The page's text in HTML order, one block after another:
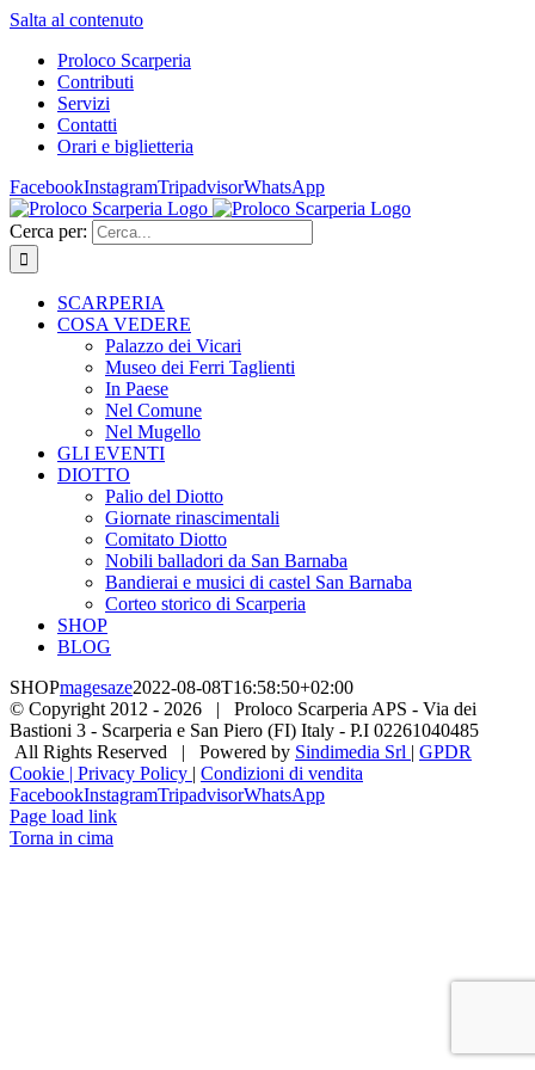
Salta al contenuto
Proloco Scarperia
Contributi
Servizi
Contatti
Orari e biglietteria
FacebookInstagramTripadvisorWhatsApp
Cerca per:
SCARPERIA
COSA VEDERE
Palazzo dei Vicari
Museo dei Ferri Taglienti
In Paese
Nel Comune
Nel Mugello
GLI EVENTI
DIOTTO
Palio del Diotto
Giornate rinascimentali
Comitato Diotto
Nobili balladori da San Barnaba
Bandierai e musici di castel San Barnaba
Corteo storico di Scarperia
SHOP
BLOG
SHOPmagesaze2022-08-08T16:58:50+02:00
© Copyright 2012 - 2026 | Proloco Scarperia APS - Via dei
Bastioni 3 - Scarperia e San Piero (FI) Italy - P.I 02261040485
All Rights Reserved | Powered by Sindimedia Srl | GPDR
Cookie | Privacy Policy | Condizioni di vendita
FacebookInstagramTripadvisorWhatsApp
Page load link
Torna in cima